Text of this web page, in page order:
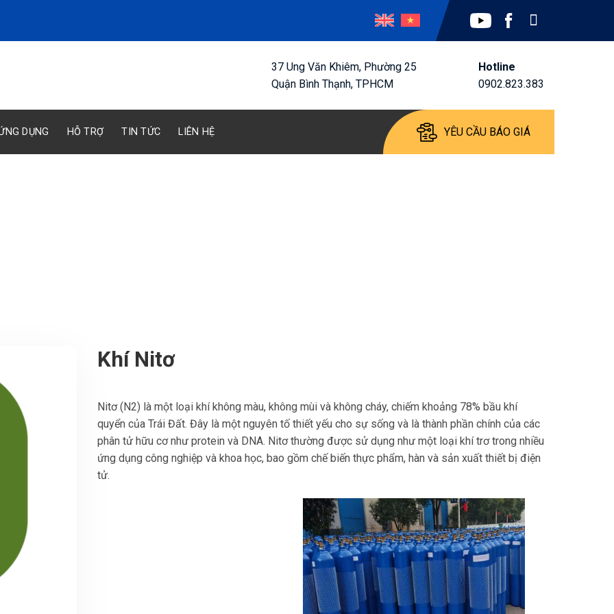
37 Ung Văn Khiêm, Phường 25
Quận Bình Thạnh, TPHCM
Hotline
0902.823.383
DỤNG HỖ TRỢ TIN TỨC LIÊN HỆ YÊU CẦU BÁO GIÁ
Khí Nitơ
Nitơ (N2) là một loại khí không màu, không mùi và không cháy, chiếm khoảng 78% bầu khí
quyển của Trái Đất. Đây là một nguyên tố thiết yếu cho sự sống và là thành phần chính của các
phân tử hữu cơ như protein và DNA. Nitơ thường được sử dụng như một loại khí trơ trong nhiều
ứng dụng công nghiệp và khoa học, bao gồm chế biến thực phẩm, hàn và sản xuất thiết bị điện
tử.